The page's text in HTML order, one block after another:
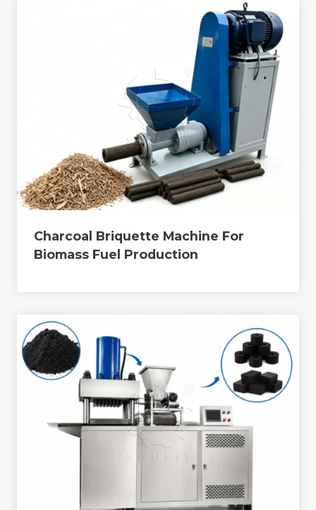
Charcoal Briquette Machine For
Biomass Fuel Production